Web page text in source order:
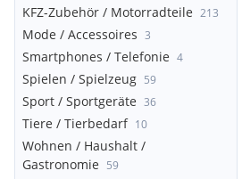
KFZ-Zubehör / Motorradteile 213
Mode / Accessoires 3
Smartphones / Telefonie 4
Spielen / Spielzeug 59
Sport / Sportgeräte 36
Tiere / Tierbedarf 10
Wohnen / Haushalt /
Gastronomie 59